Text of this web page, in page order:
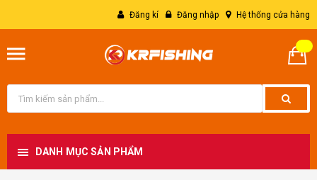
Đăng kí Đăng nhập Hệ thống cửa hàng
DANH MỤC SẢN PHẨM